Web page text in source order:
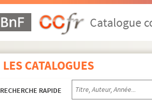
Catalogue
LES CATALOGUES
RECHERCHE RAPIDE
Didier Gold, Rinchon Dieudonné, C. A.
Robert Dieudonné. Perdreau : comédie en 2
Auguste Strindberg. Père : tragédie en 3
Jean Kolb, Léon Belières. Le père Lampion
Ernest Depré, Paul Charton. Père naturel :